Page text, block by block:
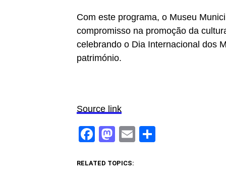
Com este programa, o Museu
compromisso na promoção da
celebrando o Dia Internacional dos
património.
Source link
Facebook
Mastodon
Email
RELATED TOPICS: